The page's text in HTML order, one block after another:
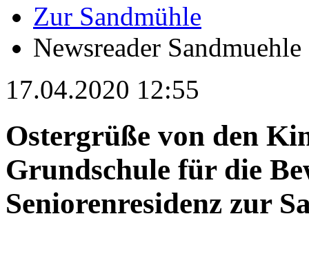
Zur Sandmühle
Newsreader Sandmuehle
17.04.2020 12:55
Ostergrüße von den
Grundschule für die
Seniorenresidenz zur